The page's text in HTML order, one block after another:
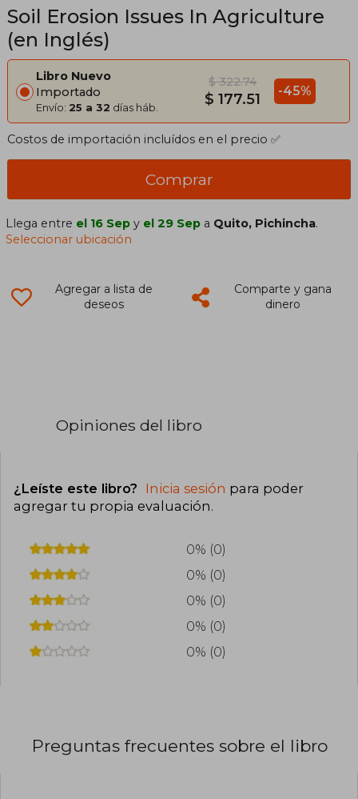
Soil Erosion Issues In Agriculture
(en Inglés)
Libro Nuevo
Importado
Envío: 25 a 32 días háb.
$ 322.74
$ 177.51 -45%
Costos de importación incluídos en el precio ✅
Comprar
Llega entre el 16 Sep y el 29 Sep a Quito, Pichincha.
Seleccionar ubicación
Agregar a lista de
deseos
Comparte y gana
dinero
Opiniones del libro
¿Leíste este libro? Inicia sesión para poder
agregar tu propia evaluación.
0% (0)
0% (0)
0% (0)
0% (0)
0% (0)
Preguntas frecuentes sobre el libro